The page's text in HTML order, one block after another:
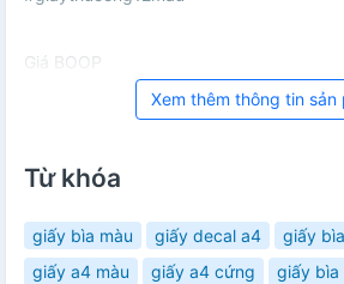
Giá BOOP
Xem thêm thông tin sản
Từ khóa
giấy bìa màu giấy decal a4
giấy
giấy a4 màu
giấy a4 cứng
giấy bìa